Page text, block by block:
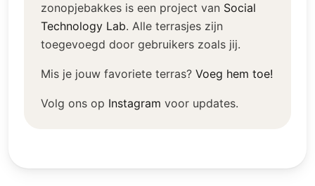
zonopjebakkes is een project van Social
Technology Lab. Alle terrasjes zijn
toegevoegd door gebruikers zoals jij.
Mis je jouw favoriete terras? Voeg hem toe!
Volg ons op Instagram voor updates.